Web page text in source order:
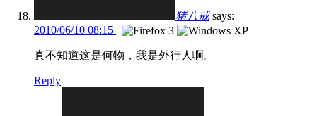
猪八戒 says:
2010/06/10 08:15
真不知道这是何物，我是外行人啊。
Reply